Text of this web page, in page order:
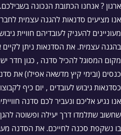
ארגון ? אנחנו הכתובת הנכונה בשבילכם.
אנו מציעים סדנאות להגנה עצמית
מעוניינים להעניק לעובדיהם חוויית
בהגנה עצמית. את הסדנאות ניתן
מקום המסוגל להכיל סדנה , כגון חדר
כנסים (ובימי קיץ מדשאה אפילו) את
כסדנאות גיבוש לעובדים , יום כיף
אנו נגיע אליכם ונעביר לכם סדנה
שחשוב שתלמדו דרך יעילה ופשוטה
בו נשקפת סכנה לחייכם. את הסדנה